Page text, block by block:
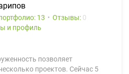
13 Отзывы: 0
и профиль
позволяет
проектов. Сейчас 5